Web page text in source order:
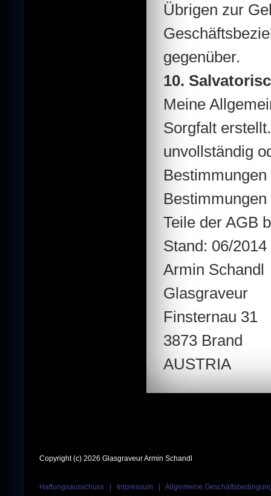
Übrigen zur
gegenüber.
10.
Meine
Sorgfalt
unvollständig
Teile der AGB
Stand: 06/2014
Armin Schandl
Glasgraveur
Finsternau 31
3873 Brand
AUSTRIA
Copyright (c) 2026 Glasgraveur Armin Schandl
Haftungsausschuss Impressum Allgemeine